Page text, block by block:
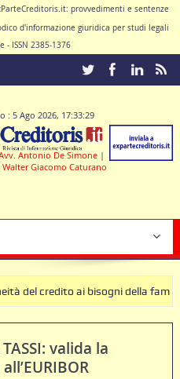
provvedimenti e sentenze
d'informazione giuridica per studi legali
- ISSN 2385-1376
: 5 Ago 2026, 17:33:29
Antonio De Simone |
Giacomo Caturano
della famiglia
valida la